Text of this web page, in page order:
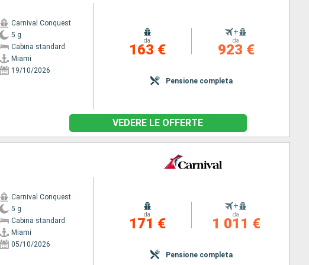
Carnival Conquest
5 g
Cabina standard
Miami
19/10/2026
da
163 €
+
da
923 €
Pensione completa
VEDERE LE OFFERTE
Carnival Conquest
5 g
Cabina standard
Miami
05/10/2026
da
171 €
+
da
1 011 €
Pensione completa